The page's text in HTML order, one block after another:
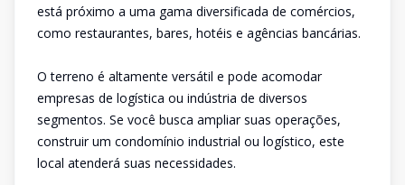
está próximo a uma gama diversificada de comércios,
como restaurantes, bares, hotéis e agências bancárias.
O terreno é altamente versátil e pode acomodar
empresas de logística ou indústria de diversos
segmentos. Se você busca ampliar suas operações,
construir um condomínio industrial ou logístico, este
local atenderá suas necessidades.